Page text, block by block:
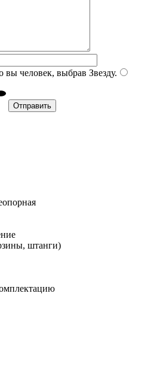
вы человек, выбрав Звезду.
штанги)